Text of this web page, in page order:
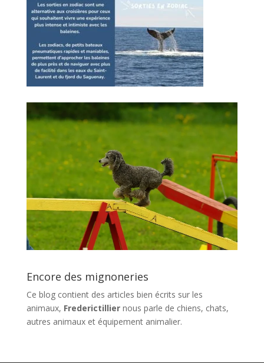
Encore des mignoneries
Ce blog contient des articles bien écrits sur les
animaux, Frederictilliernous parle de chiens, chats,
autres animaux et équipement animalier.